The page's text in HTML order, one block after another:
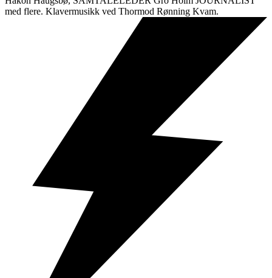
med flere. Klavermusikk ved Thormod Rønning Kvam.